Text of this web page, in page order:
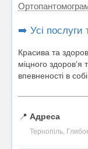
➡️ Усі послуги
Красива та
міцного
впевненості в
📍 Адреса
Тернопіль,